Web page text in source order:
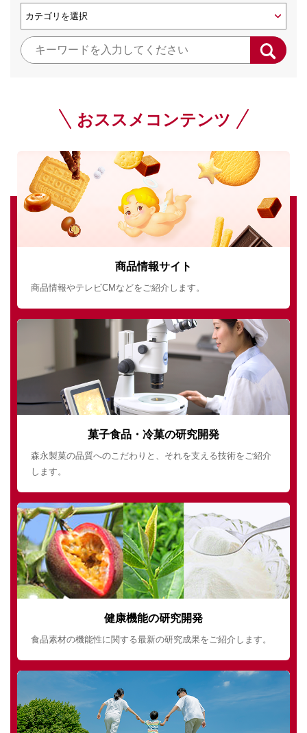
おススメコンテンツ
商品情報サイト
商品情報やテレビCMなどをご紹介します。
菓子食品・冷菓の研究開発
森永製菓の品質へのこだわりと、それを支える技術をご紹介
します。
健康機能の研究開発
食品素材の機能性に関する最新の研究成果をご紹介します。